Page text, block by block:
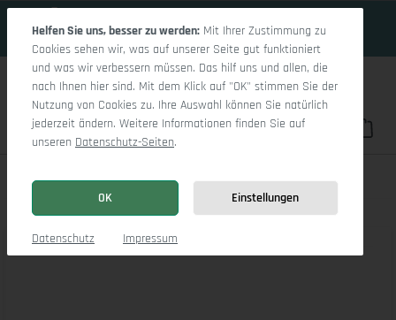
Du hast 0
Sitz Concept smart 1007 Canape Medium L
Bildergalerie überspringen
Helfen Sie uns, besser zu werden: Mit Ihrer Zustimmung zu
Cookies sehen wir, was auf unserer Seite gut funktioniert
und was wir verbessern müssen. Das hilf uns und allen, die
nach Ihnen hier sind. Mit dem Klick auf "OK" stimmen Sie der
Nutzung von Cookies zu. Ihre Auswahl können Sie natürlich
jederzeit ändern. Weitere Informationen finden Sie auf
unseren Datenschutz-Seiten.
OK Einstellungen
Datenschutz Impressum